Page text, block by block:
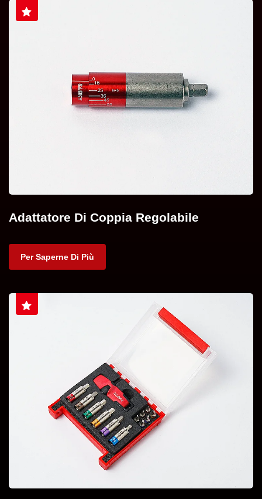
Adattatore Di Coppia Regolabile
Per Saperne Di Più